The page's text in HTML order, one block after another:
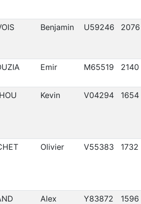
Benjamin U59246
Emir M65519 2140
Kevin V04294 1654
Olivier V55383 1732
Alex
Y83872 1596